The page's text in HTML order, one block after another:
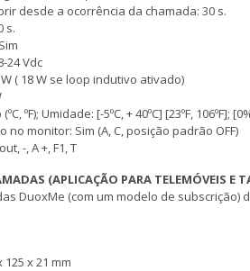
desde a ocorrência da chamada: 30 s.
s.
24 Vdc
( 18 W se loop indutivo ativado)
ºF); Umidade: [-5ºC, + 40ºC] [23ºF, 106ºF];
monitor: Sim (A, C, posição padrão OFF)
-, A +, F1, T
(APLICAÇÃO PARA TELEMÓVEIS E
DuoxMe (com um modelo de
125 x 21 mm